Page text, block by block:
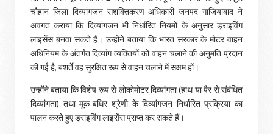
चौहान जिला दिव्यांगजन सशक्तिकरण अधिकारी जनपद गाजियाबाद ने
अवगत कराया कि दिव्यांगजन भी निर्धारित नियमों के अनुसार ड्राइविंग
लाइसेंस बनवा सकते हैं। उन्होंने बताया कि भारत सरकार के मोटर वाहन
अधिनियम के अंतर्गत दिव्यांग व्यक्तियों को वाहन चलाने की अनुमति प्रदान
की गई है, बशर्ते वह सुरक्षित रूप से वाहन चलाने में सक्षम हों।
उन्होंने बताया कि विशेष रूप से लोकोमोटर दिव्यांगता (हाथ या पैर से संबंधित
दिव्यांगता) तथा मूक-बधिर श्रेणी के दिव्यांगजन निर्धारित प्रक्रिया का
पालन करते हुए ड्राइविंग लाइसेंस प्राप्त कर सकते हैं।